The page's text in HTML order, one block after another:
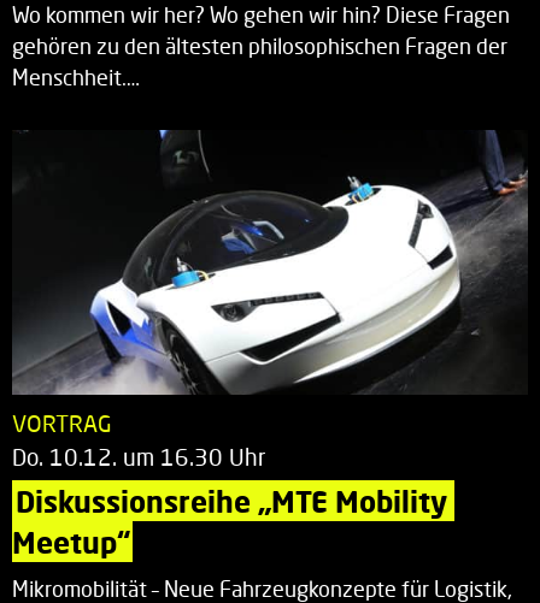
Wo kommen wir her? Wo gehen wir hin? Diese Fragen
gehören zu den ältesten philosophischen Fragen der
Menschheit.…
VORTRAG
Do. 10.12. um 16.30 Uhr
Diskussionsreihe „MTE Mobility
Meetup“
Mikromobilität – Neue Fahrzeugkonzepte für Logistik,